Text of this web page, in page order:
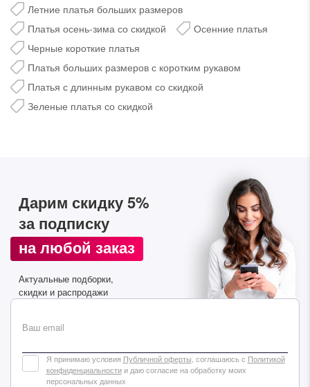
Летние платья больших размеров
Платья осень-зима со скидкой
Осенние платья
Черные короткие платья
Платья больших размеров с коротким рукавом
Платья с длинным рукавом со скидкой
Зеленые платья со скидкой
Дарим скидку 5%
за подписку
на любой заказ
Актуальные подборки,
скидки и распродажи
Ваш email
Я принимаю условия Публичной оферты , соглашаюсь с Политикой
конфиденциальностии даю согласие на обработку моих
персональных данных
за подписку на наш
телеграм-канал
Стильные подборки, эксклюзивные акции и горячие
распродажи в удобном формате